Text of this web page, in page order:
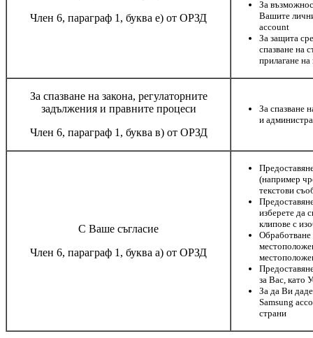
Член 6, параграф 1, буква е) от ОРЗД
За
Вашите
account
За защита
спазване на
прилагане
За спазване на закона, регулаторните
задължения и правните процеси
Член 6, параграф 1, буква в) от ОРЗД
За спазване
и
С Ваше съгласие
Член 6, параграф 1, буква а) от ОРЗД
(например
текстови
изберете да
клипове с
за Вас, като
За да Ви
Samsung
страни